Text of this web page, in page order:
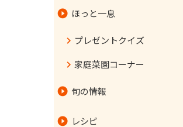
ほっと一息
プレゼントクイズ
家庭菜園コーナー
旬の情報
レシピ